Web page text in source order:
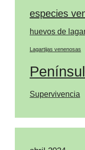
especies
huevos de
Lagartijas venenosas
Supervivencia